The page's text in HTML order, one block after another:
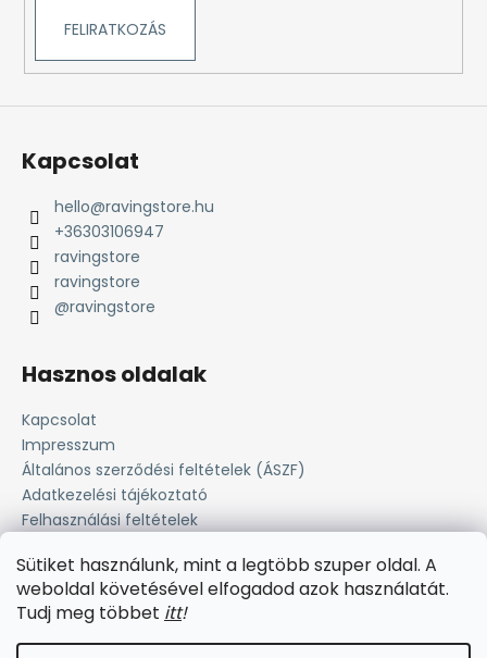
Sütiket használunk, mint a legtöbb szuper oldal. A
weboldal követésével elfogadod azok használatát.
Tudj meg többet itt!
FELIRATKOZÁS
Kapcsolat
hello@ravingstore.hu
+36303106947
ravingstore
ravingstore
@ravingstore
Hasznos oldalak
Kapcsolat
Impresszum
Általános szerződési feltételek (ÁSZF)
Adatkezelési tájékoztató
Felhasználási feltételek
Fizetési lehetőség
Szállítási információk